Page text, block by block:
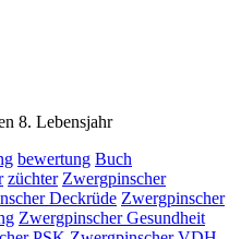
8. Lebensjahr
bewertung Buch
züchter Zwergpinscher
Deckrüde Zwergpinscher
Zwergpinscher Gesundheit